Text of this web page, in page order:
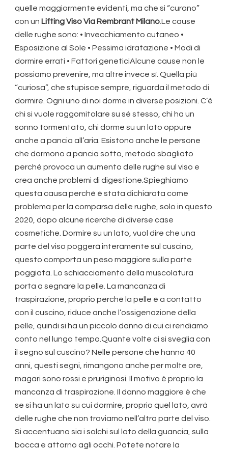
quelle maggiormente evidenti, ma che si “curano”
con un Lifting Viso Via Rembrant Milano.Le cause
delle rughe sono: • Invecchiamento cutaneo •
Esposizione al Sole • Pessima idratazione • Modi di
dormire errati • Fattori geneticiAlcune cause non le
possiamo prevenire, ma altre invece sì. Quella più
“curiosa”, che stupisce sempre, riguarda il metodo di
dormire. Ogni uno di noi dorme in diverse posizioni. C’è
chi si vuole raggomitolare su sé stesso, chi ha un
sonno tormentato, chi dorme su un lato oppure
anche a pancia all’aria. Esistono anche le persone
che dormono a pancia sotto, metodo sbagliato
perché provoca un aumento delle rughe sul viso e
crea anche problemi di digestione.Spieghiamo
questa causa perché è stata dichiarata come
problema per la comparsa delle rughe, solo in questo
2020, dopo alcune ricerche di diverse case
cosmetiche. Dormire su un lato, vuol dire che una
parte del viso poggerà interamente sul cuscino,
questo comporta un peso maggiore sulla parte
poggiata. Lo schiacciamento della muscolatura
porta a segnare la pelle. La mancanza di
traspirazione, proprio perché la pelle è a contatto
con il cuscino, riduce anche l’ossigenazione della
pelle, quindi si ha un piccolo danno di cui ci rendiamo
conto nel lungo tempo.Quante volte ci si sveglia con
il segno sul cuscino? Nelle persone che hanno 40
anni, questi segni, rimangono anche per molte ore,
magari sono rossi e pruriginosi. Il motivo è proprio la
mancanza di traspirazione. Il danno maggiore è che
se si ha un lato su cui dormire, proprio quel lato, avrà
delle rughe che non troviamo nell’altra parte del viso.
Si accentuano sia i solchi sul lato della guancia, sulla
bocca e attorno agli occhi. Potete notare la